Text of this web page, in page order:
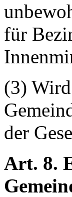
für
(3)
der
Art. 8.